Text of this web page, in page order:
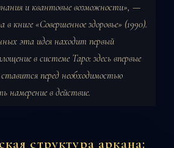
и квантовые возможности», —
книге «Совершенное здоровье» (1990).
эта идея находит первый
в системе Таро: здесь впервые
ставится перед необходимостью
намерение в действие.
структура аркана: